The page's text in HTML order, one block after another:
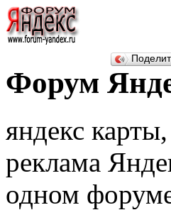
Форум
яндекс
реклама
одном